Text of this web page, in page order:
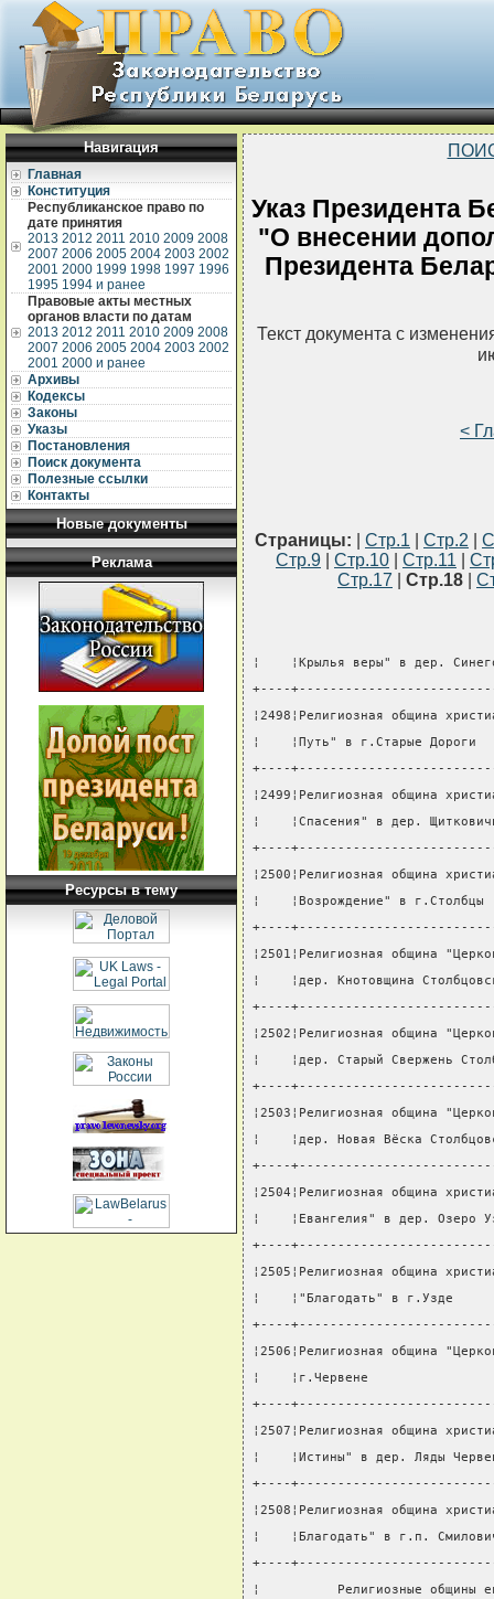
Навигация
Главная
Конституция
Республиканское право по
дате принятия
2013 2012 2011 2010 2009 2008
2007 2006 2005 2004 2003 2002
2001 2000 1999 1998 1997 1996
1995 1994 и ранее
Правовые акты местных
органов власти по датам
2013 2012 2011 2010 2009 2008
2007 2006 2005 2004 2003 2002
2001 2000 и ранее
Архивы
Кодексы
Законы
Указы
Постановления
Поиск документа
Полезные ссылки
Контакты
Новые документы
Реклама
Ресурсы в тему
Указ Президента
"О внесении
Президента
Текст документа с
<
Страницы: Стр.1 Стр.2
Стр.9
Стр.10 Стр.11
Стр.17
Стр.18
¦    ¦Крылья веры" в дер.
+----
¦2498¦Религиозная община
¦    ¦Путь" в г.Старые
+----
¦2499¦Религиозная община
¦    ¦Спасения" в дер.
+----
¦2500¦Религиозная община
¦    ¦Возрождение" в
+----
¦2501¦Религиозная община
¦    ¦дер. Кнотовщина
+----
¦2502¦Религиозная община
¦    ¦дер. Старый Свержень
+----
¦2503¦Религиозная община
¦    ¦дер. Новая Вёска
+----
¦2504¦Религиозная община
¦    ¦Евангелия" в дер.
+----
¦2505¦Религиозная община
¦    ¦"Благодать" в
+----
¦2506¦Религиозная община
¦    ¦г.Червене
+----
¦2507¦Религиозная община
¦    ¦Истины" в дер. Ляды
+----
¦2508¦Религиозная община
¦    ¦Благодать" в г.п.
+----
¦          Религиозные общины